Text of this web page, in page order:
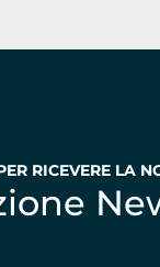
RICEVERE LA